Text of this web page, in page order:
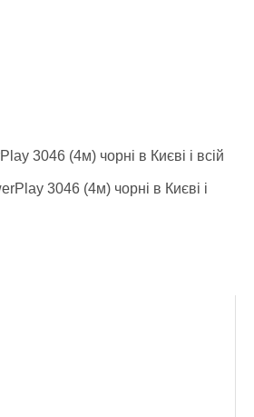
3046 (4м) чорні в Києві і всій